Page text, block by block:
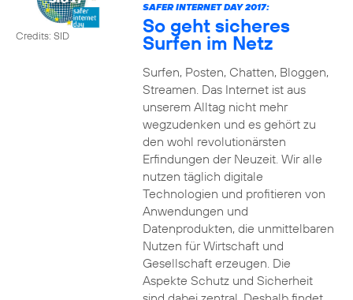
Credits: SID
SAFER INTERNET DAY 2017:
So geht sicheres
Surfen im Netz
Surfen, Posten, Chatten, Bloggen,
Streamen. Das Internet ist aus
unserem Alltag nicht mehr
wegzudenken und es gehört zu
den wohl revolutionärsten
Erfindungen der Neuzeit. Wir alle
nutzen täglich digitale
Technologien und profitieren von
Anwendungen und
Datenprodukten, die unmittelbaren
Nutzen für Wirtschaft und
Gesellschaft erzeugen. Die
Aspekte Schutz und Sicherheit